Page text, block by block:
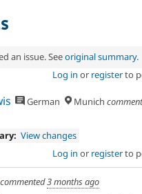
an issue. Seeoriginal summary.
Log in or registerto
German Munich
View changes
Log in or registerto
commented3 months ago